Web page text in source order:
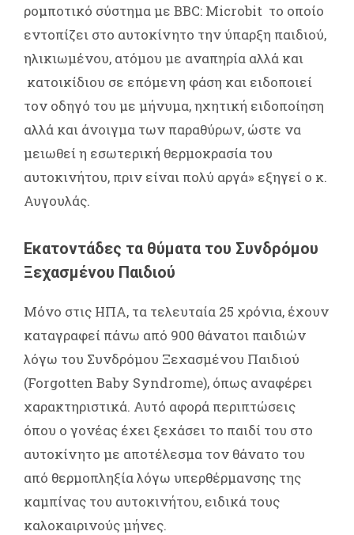
ρομποτικό σύστημα με ΒΒC: Microbit το οποίο
εντοπίζει στο αυτοκίνητο την ύπαρξη παιδιού,
ηλικιωμένου, ατόμου με αναπηρία αλλά και
κατοικίδιου σε επόμενη φάση και ειδοποιεί
τον οδηγό του με μήνυμα, ηχητική ειδοποίηση
αλλά και άνοιγμα των παραθύρων, ώστε να
μειωθεί η εσωτερική θερμοκρασία του
αυτοκινήτου, πριν είναι πολύ αργά» εξηγεί ο κ.
Αυγουλάς.
Εκατοντάδες τα θύματα του Συνδρόμου
Ξεχασμένου Παιδιού
Μόνο στις ΗΠΑ, τα τελευταία 25 χρόνια, έχουν
καταγραφεί πάνω από 900 θάνατοι παιδιών
λόγω του Συνδρόμου Ξεχασμένου Παιδιού
(Forgotten Baby Syndrome), όπως αναφέρει
χαρακτηριστικά. Αυτό αφορά περιπτώσεις
όπου ο γονέας έχει ξεχάσει το παιδί του στο
αυτοκίνητο με αποτέλεσμα τον θάνατο του
από θερμοπληξία λόγω υπερθέρμανσης της
καμπίνας του αυτοκινήτου, ειδικά τους
καλοκαιρινούς μήνες.